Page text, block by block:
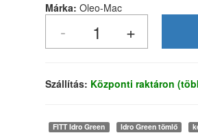
Márka: Oleo-Mac
Szállítás: Központi raktáron
FITT Idro Green Idro Green tömlő